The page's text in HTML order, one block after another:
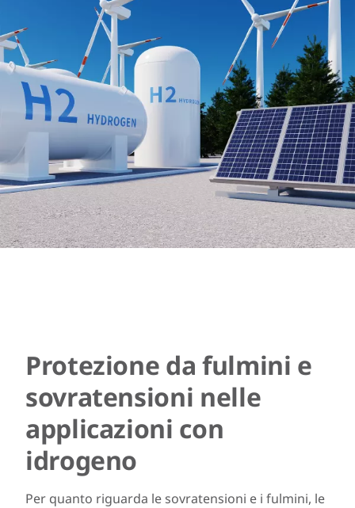
Protezione da fulmini e
sovratensioni nelle
applicazioni con
idrogeno
Per quanto riguarda le sovratensioni e i fulmini, le